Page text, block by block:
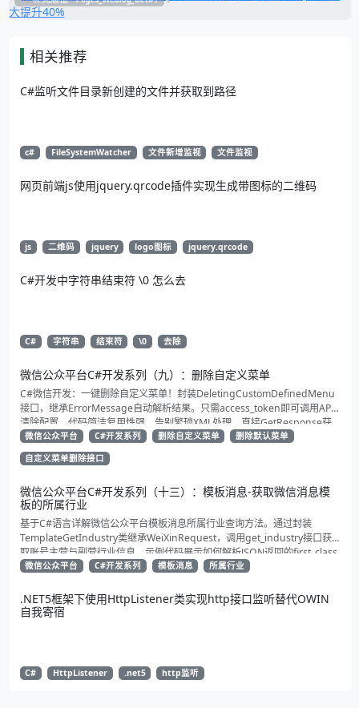
相关推荐
C#监听文件目录新创建的文件并获取到路径
c# FileSystemWatcher 文件新增监视 文件监视
网页前端js使用jquery.qrcode插件实现生成带图标的二维码
js 二维码 jquery logo图标 jquery.qrcode
C#开发中字符串结束符 \0 怎么去
C# 字符串 结束符 \0 去除
微信公众平台C#开发系列（九）：删除自定义菜单
C#微信开发：一键删除自定义菜单！封装DeletingCustomDefinedMenu
接口，继承ErrorMessage自动解析结果。只需access_token即可调用API
清除配置。代码简洁复用性强，告别繁琐XML处理，直接GetResponse获
取状态。适合动态管理公众号的开发者，建议收藏备用！
微信公众平台 C#开发系列 删除自定义菜单
删除默认菜单
自定义菜单删除接口
微信公众平台C#开发系列（十三）：模板消息-获取微信消息模
板的所属行业
基于C#语言详解微信公众平台模板消息所属行业查询方法。通过封装
TemplateGetIndustry类继承WeiXinRequest，调用get_industry接口获
取账号主营与副营行业信息。示例代码展示如何解析JSON返回的first_class
与second_class数据，为开发者提供合规通知场景开发支持
微信公众平台 C#开发系列 模板消息 所属行业
.NET5框架下使用HttpListener类实现http接口监听替代OWIN
自我寄宿
C# HttpListener .net5 http监听